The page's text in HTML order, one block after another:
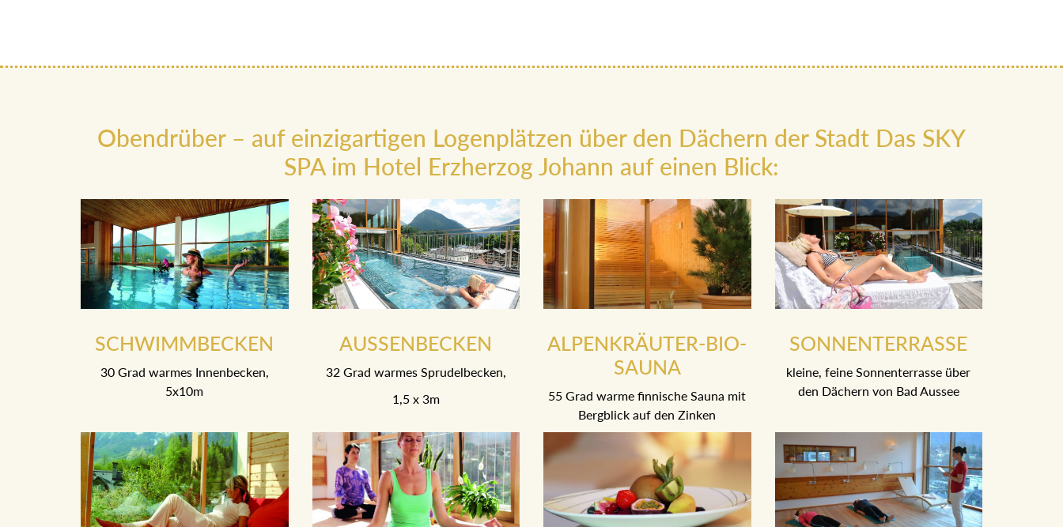
Obendrüber – auf einzigartigen Logenplätzen über den Dächern der Stadt Das SKY
SPA im Hotel Erzherzog Johann auf einen Blick:
SCHWIMMBECKEN
30 Grad warmes Innenbecken,
5x10m
AUSSENBECKEN
32 Grad warmes Sprudelbecken,
1,5 x 3m
ALPENKRÄUTER-BIO-
SAUNA
55 Grad warme finnische Sauna mit
Bergblick auf den Zinken
SONNENTERRASSE
kleine, feine Sonnenterrasse über
den Dächern von Bad Aussee